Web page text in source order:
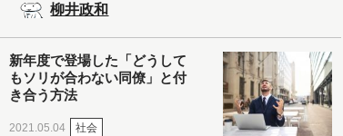
柳井政和
新年度で登場した「どうして
もソリが合わない同僚」と付
き合う方法
2021.05.04 社会